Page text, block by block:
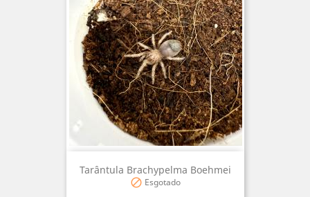
Tarântula Brachypelma Boehmei
 Esgotado